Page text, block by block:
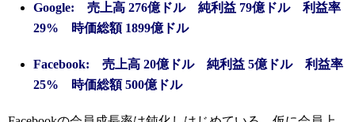
Google: 売上高 276億ドル 純利益 79億ドル 利益率
29% 時価総額 1899億ドル
Facebook: 売上高 20億ドル 純利益 5億ドル 利益率
25% 時価総額 500億ドル